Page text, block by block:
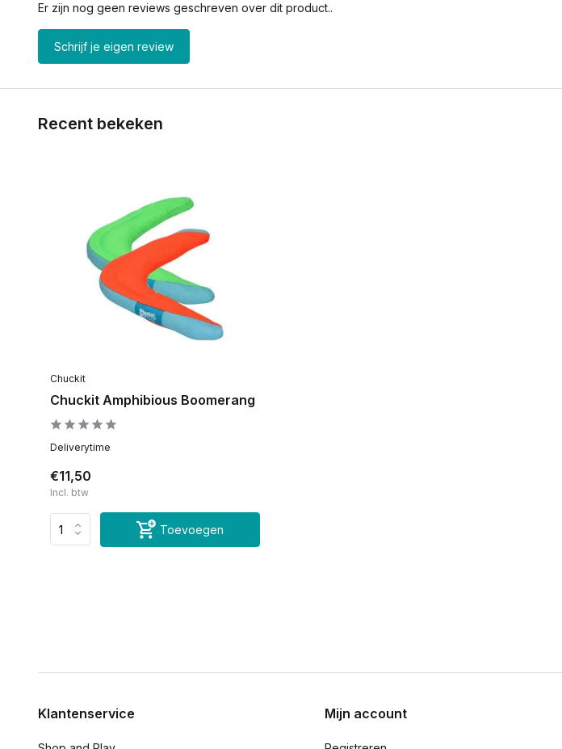
Er zijn nog geen reviews geschreven over dit product..
Schrijf je eigen review
Recent bekeken
Chuckit
Chuckit Amphibious Boomerang
Deliverytime
€11,50
Incl. btw
Toevoegen
Klantenservice Mijn account